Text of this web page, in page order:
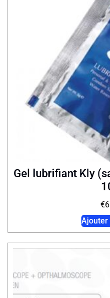
Gel lubrifiant Kly
€
Ajouter